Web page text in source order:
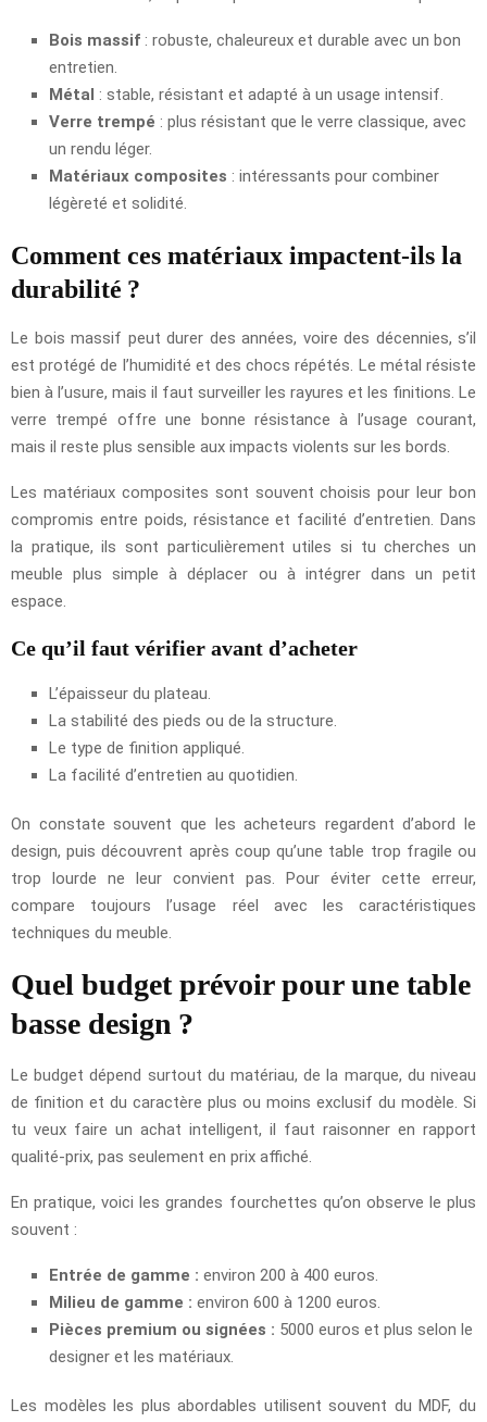
Bois massif : robuste, chaleureux et durable avec un bon
entretien.
Métal : stable, résistant et adapté à un usage intensif.
Verre trempé : plus résistant que le verre classique, avec
un rendu léger.
Matériaux composites : intéressants pour combiner
légèreté et solidité.
Comment ces matériaux impactent-ils la
durabilité ?
Le bois massif peut durer des années, voire des décennies, s’il
est protégé de l’humidité et des chocs répétés. Le métal résiste
bien à l’usure, mais il faut surveiller les rayures et les finitions. Le
verre trempé offre une bonne résistance à l’usage courant,
mais il reste plus sensible aux impacts violents sur les bords.
Les matériaux composites sont souvent choisis pour leur bon
compromis entre poids, résistance et facilité d’entretien. Dans
la pratique, ils sont particulièrement utiles si tu cherches un
meuble plus simple à déplacer ou à intégrer dans un petit
espace.
Ce qu’il faut vérifier avant d’acheter
L’épaisseur du plateau.
La stabilité des pieds ou de la structure.
Le type de finition appliqué.
La facilité d’entretien au quotidien.
On constate souvent que les acheteurs regardent d’abord le
design, puis découvrent après coup qu’une table trop fragile ou
trop lourde ne leur convient pas. Pour éviter cette erreur,
compare toujours l’usage réel avec les caractéristiques
techniques du meuble.
Quel budget prévoir pour une table
basse design ?
Le budget dépend surtout du matériau, de la marque, du niveau
de finition et du caractère plus ou moins exclusif du modèle. Si
tu veux faire un achat intelligent, il faut raisonner en rapport
qualité-prix, pas seulement en prix affiché.
En pratique, voici les grandes fourchettes qu’on observe le plus
souvent :
Entrée de gamme : environ 200 à 400 euros.
Milieu de gamme : environ 600 à 1200 euros.
Pièces premium ou signées : 5000 euros et plus selon le
designer et les matériaux.
Les modèles les plus abordables utilisent souvent du MDF, du